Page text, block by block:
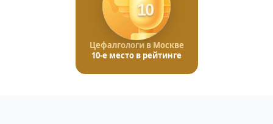
10
Цефалгологи в Москве
10-е место в рейтинге